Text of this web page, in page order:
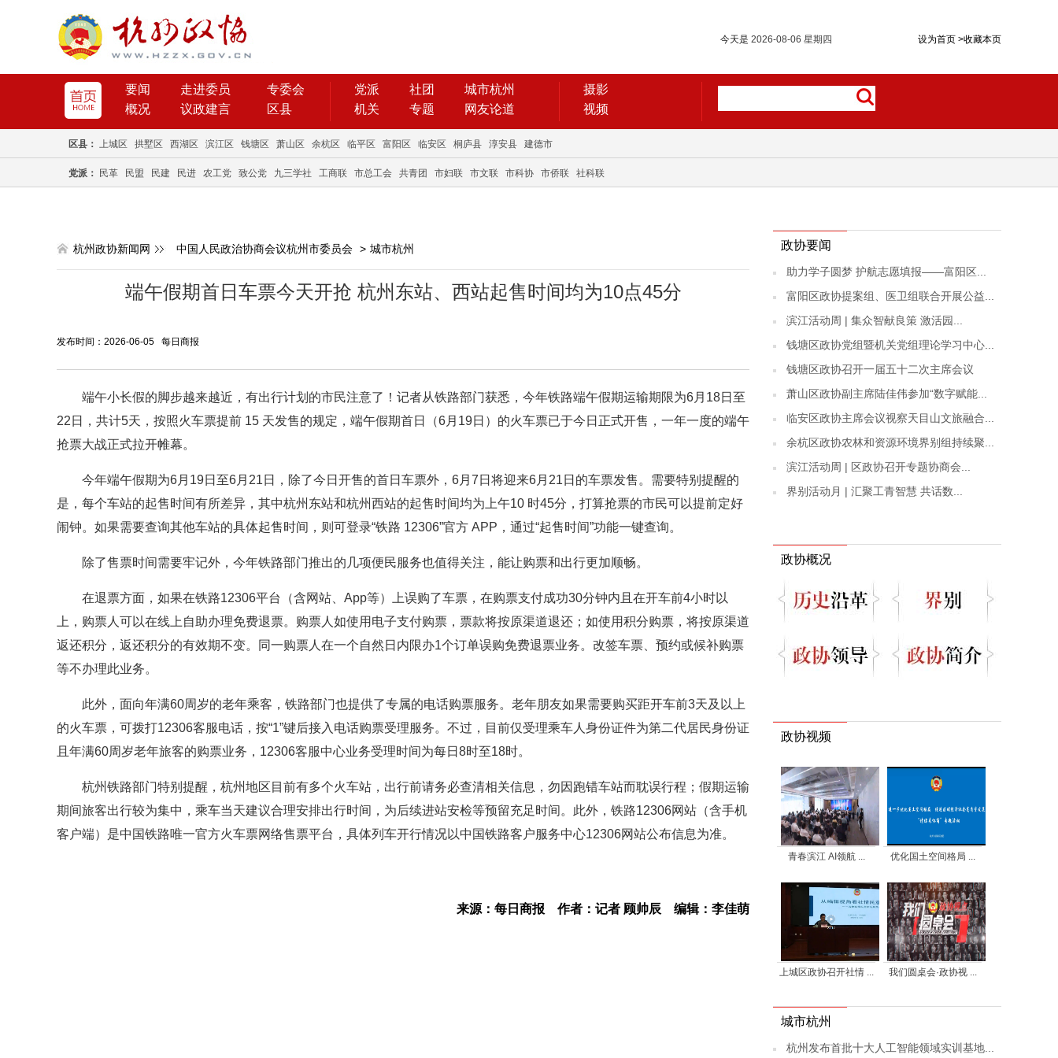
设为首页 >收藏本页
今天是 2026-08-06 星期四
要闻 走进委员
专委会
概况
议政建言 区县
党派 社团
城市杭州
机关
专题 网友论道
摄影
视频
区县： 上城区 拱墅区 西湖区 滨江区 钱塘区 萧山区 余杭区 临平区 富阳区 临安区 桐庐县 淳安县 建德市
党派： 民革 民盟 民建 民进 农工党 致公党 九三学社 工商联 市总工会 共青团 市妇联 市文联 市科协 市侨联 社科联
杭州政协新闻网 中国人民政治协商会议杭州市委员会 > 城市杭州
端午假期首日车票今天开抢 杭州东站、西站起售时间均为10点45分
发布时间：2026-06-05 每日商报
端午小长假的脚步越来越近，有出行计划的市民注意了！记者从铁路部门获悉，今年铁路端午假期运输期限为6月18日至
22日，共计5天，按照火车票提前 15 天发售的规定，端午假期首日（6月19日）的火车票已于今日正式开售，一年一度的端午
抢票大战正式拉开帷幕。
今年端午假期为6月19日至6月21日，除了今日开售的首日车票外，6月7日将迎来6月21日的车票发售。需要特别提醒的
是，每个车站的起售时间有所差异，其中杭州东站和杭州西站的起售时间均为上午10 时45分，打算抢票的市民可以提前定好
闹钟。如果需要查询其他车站的具体起售时间，则可登录“铁路 12306”官方 APP，通过“起售时间”功能一键查询。
除了售票时间需要牢记外，今年铁路部门推出的几项便民服务也值得关注，能让购票和出行更加顺畅。
在退票方面，如果在铁路12306平台（含网站、App等）上误购了车票，在购票支付成功30分钟内且在开车前4小时以
上，购票人可以在线上自助办理免费退票。购票人如使用电子支付购票，票款将按原渠道退还；如使用积分购票，将按原渠道
返还积分，返还积分的有效期不变。同一购票人在一个自然日内限办1个订单误购免费退票业务。改签车票、预约或候补购票
等不办理此业务。
此外，面向年满60周岁的老年乘客，铁路部门也提供了专属的电话购票服务。老年朋友如果需要购买距开车前3天及以上
的火车票，可拨打12306客服电话，按“1”键后接入电话购票受理服务。不过，目前仅受理乘车人身份证件为第二代居民身份证
且年满60周岁老年旅客的购票业务，12306客服中心业务受理时间为每日8时至18时。
杭州铁路部门特别提醒，杭州地区目前有多个火车站，出行前请务必查清相关信息，勿因跑错车站而耽误行程；假期运输
期间旅客出行较为集中，乘车当天建议合理安排出行时间，为后续进站安检等预留充足时间。此外，铁路12306网站（含手机
客户端）是中国铁路唯一官方火车票网络售票平台，具体列车开行情况以中国铁路客户服务中心12306网站公布信息为准。
来源：每日商报 作者：记者 顾帅辰 编辑：李佳萌
政协要闻
助力学子圆梦 护航志愿填报——富阳区...
富阳区政协提案组、医卫组联合开展公益...
滨江活动周 | 集众智献良策 激活园...
钱塘区政协党组暨机关党组理论学习中心...
钱塘区政协召开一届五十二次主席会议
萧山区政协副主席陆佳伟参加“数字赋能...
临安区政协主席会议视察天目山文旅融合...
余杭区政协农林和资源环境界别组持续聚...
滨江活动周 | 区政协召开专题协商会...
界别活动月 | 汇聚工青智慧 共话数...
政协概况
政协视频
青春滨江 AI领航 ... 优化国土空间格局 ...
上城区政协召开社情 ... 我们圆桌会·政协视 ...
城市杭州
杭州发布首批十大人工智能领域实训基地...